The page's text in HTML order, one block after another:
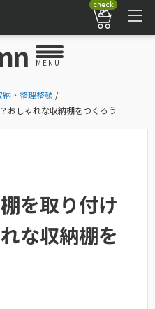
check
MENU
納・整理整頓 /
おしゃれな収納棚をつくろう
を取り付け
な収納棚を